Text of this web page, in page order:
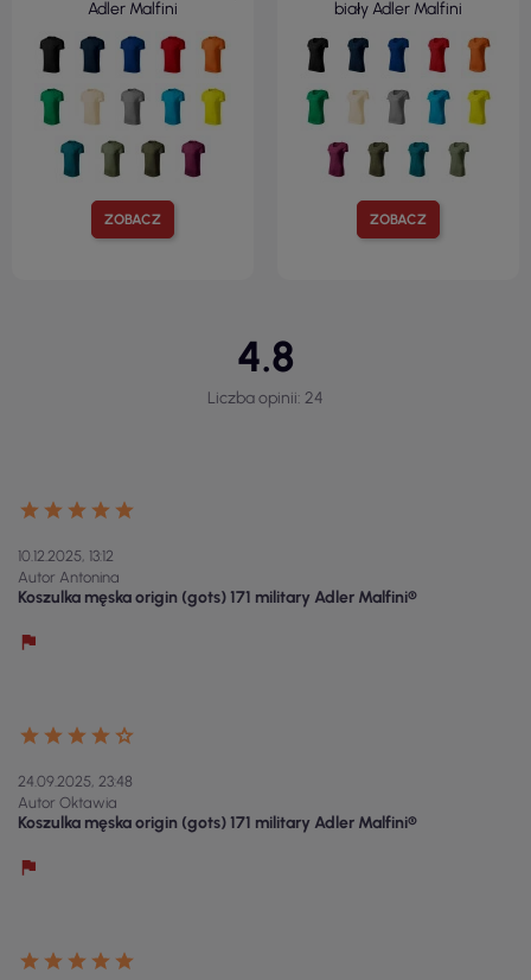
ZOBACZ
Adler Malfini
ZOBACZ
biały Adler Malfini
4.8
Liczba opinii: 24
10.12.2025, 13:12
Autor Antonina
Koszulka męska origin (gots) 171 military Adler Malfini®
24.09.2025, 23:48
Autor Oktawia
Koszulka męska origin (gots) 171 military Adler Malfini®